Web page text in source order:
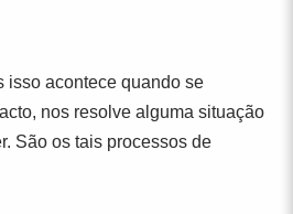
isso acontece quando se
nos resolve alguma situação
São os tais processos de